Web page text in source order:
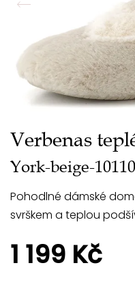
Verbenas
York-beige-
Pohodlné dámské
svrškem a teplou
1 199 Kč